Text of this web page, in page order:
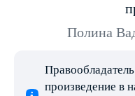
Полина
произведение в